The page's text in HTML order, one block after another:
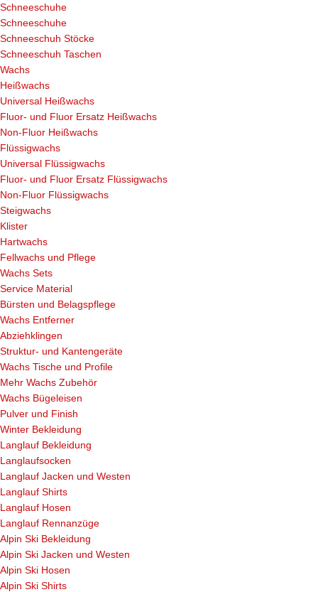
Schneeschuhe
Schneeschuhe
Schneeschuh Stöcke
Schneeschuh Taschen
Wachs
Heißwachs
Universal Heißwachs
Fluor- und Fluor Ersatz Heißwachs
Non-Fluor Heißwachs
Flüssigwachs
Universal Flüssigwachs
Fluor- und Fluor Ersatz Flüssigwachs
Non-Fluor Flüssigwachs
Steigwachs
Klister
Hartwachs
Fellwachs und Pflege
Wachs Sets
Service Material
Bürsten und Belagspflege
Wachs Entferner
Abziehklingen
Struktur- und Kantengeräte
Wachs Tische und Profile
Mehr Wachs Zubehör
Wachs Bügeleisen
Pulver und Finish
Winter Bekleidung
Langlauf Bekleidung
Langlaufsocken
Langlauf Jacken und Westen
Langlauf Shirts
Langlauf Hosen
Langlauf Rennanzüge
Alpin Ski Bekleidung
Alpin Ski Jacken und Westen
Alpin Ski Hosen
Alpin Ski Shirts